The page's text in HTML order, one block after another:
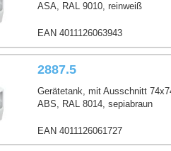
ASA, RAL 9010, reinweiß
EAN 4011126063943
2887.5
Gerätetank, mit Ausschnitt
ABS, RAL 8014, sepiabraun
EAN 4011126061727